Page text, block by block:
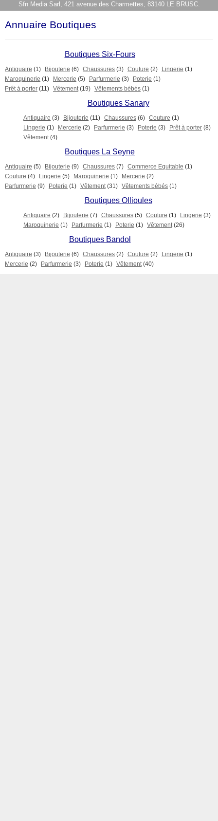
Sfn Media Sarl, 421 avenue des Charmettes, 83140 LE BRUSC.
Annuaire Boutiques
Boutiques Six-Fours
Antiquaire (1) Bijouterie (6) Chaussures (3) Couture (2) Lingerie (1)
Maroquinerie (1) Mercerie (5) Parfurmerie (3) Poterie (1)
Prêt à porter (11) Vêtement (19) Vêtements bébés (1)
Boutiques Sanary
Antiquaire (3) Bijouterie (11) Chaussures (6) Couture (1)
Lingerie (1) Mercerie (2) Parfurmerie (3) Poterie (3) Prêt à porter (8)
Vêtement (4)
Boutiques La Seyne
Antiquaire (5) Bijouterie (9) Chaussures (7) Commerce Equitable (1)
Couture (4) Lingerie (5) Maroquinerie (1) Mercerie (2)
Parfurmerie (9) Poterie (1) Vêtement (31) Vêtements bébés (1)
Boutiques Ollioules
Antiquaire (2) Bijouterie (7) Chaussures (5) Couture (1) Lingerie (3)
Maroquinerie (1) Parfurmerie (1) Poterie (1) Vêtement (26)
Boutiques Bandol
Antiquaire (3) Bijouterie (6) Chaussures (2) Couture (2) Lingerie (1)
Mercerie (2) Parfurmerie (3) Poterie (1) Vêtement (40)